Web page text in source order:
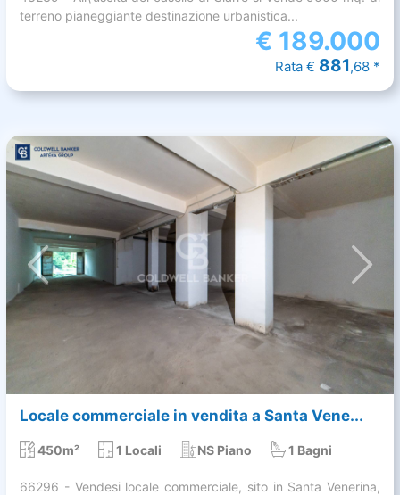
terreno pianeggiante destinazione urbanistica...
€ 189.000
Rata € 881,68 *
Locale commerciale in vendita a Santa Vene...
450m² 1 Locali NS Piano 1 Bagni
66296 - Vendesi locale commerciale, sito in Santa Venerina,